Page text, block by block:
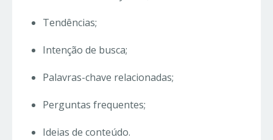
Tendências;
Intenção de busca;
Palavras-chave relacionadas;
Perguntas frequentes;
Ideias de conteúdo.